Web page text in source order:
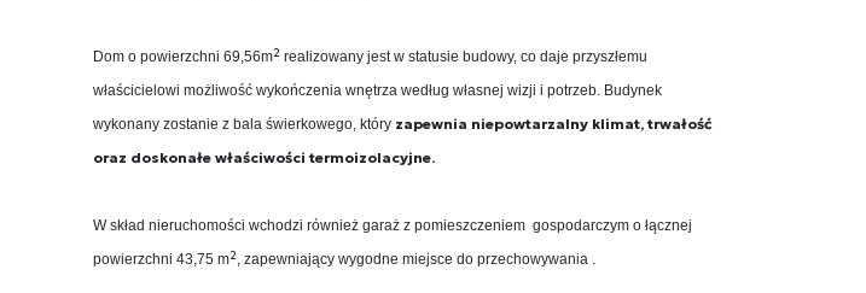
Dom o powierzchni 69,56m2 realizowany jest w statusie budowy, co daje przyszłemu
właścicielowi możliwość wykończenia wnętrza według własnej wizji i potrzeb. Budynek
wykonany zostanie z bala świerkowego, który zapewnia niepowtarzalny klimat, trwałość
oraz doskonałe właściwości termoizolacyjne.
W skład nieruchomości wchodzi również garaż z pomieszczeniem gospodarczym o łącznej
powierzchni 43,75 m2, zapewniający wygodne miejsce do przechowywania .